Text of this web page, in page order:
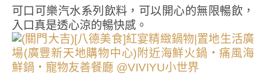
可口可樂汽水系列飲料，可以開心的無限暢飲，
入口真是透心涼的暢快感。